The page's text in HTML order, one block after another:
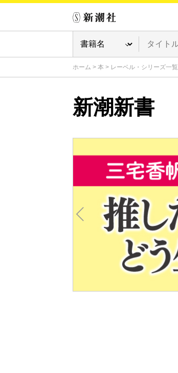
ホーム > 本 > レーベル・シリーズ一覧
新潮新書